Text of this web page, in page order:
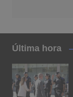
Última hora